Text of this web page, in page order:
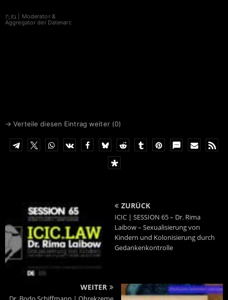
たね | Moderator &
Aggregator der Datenarche
→ Verteile diesen Eintrag weiter (0)
ZURÜCK
ICIC | SESSION 65 – Dr. Rima
Laibow – Sexualisierung von
Kindern und Kolonisierung durch
Gedankenkontrolle
WEITER